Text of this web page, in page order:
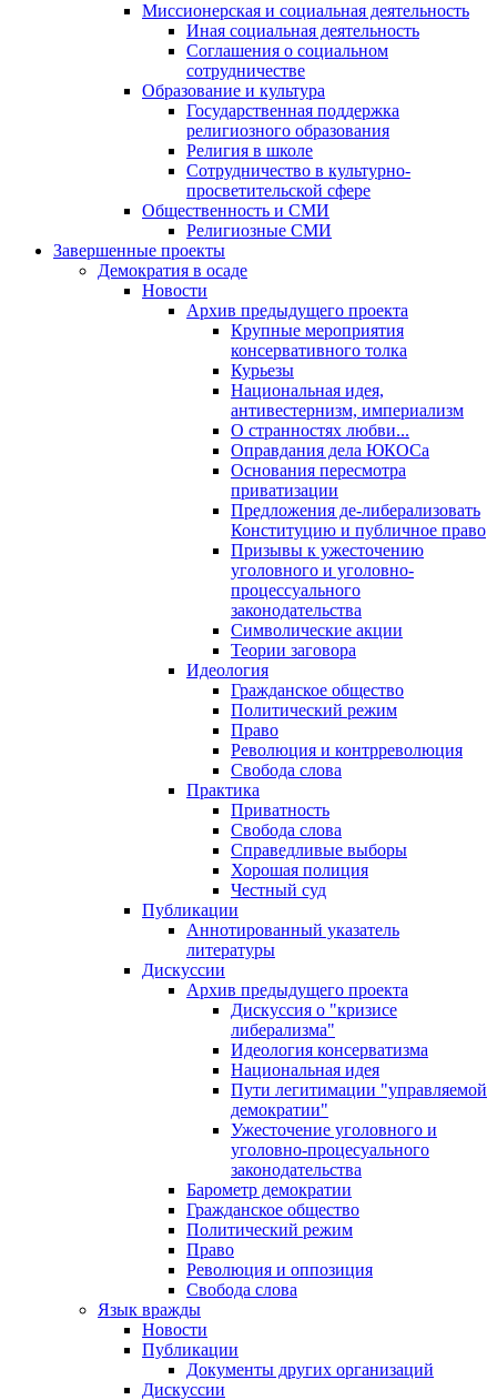
Миссионерская и социальная деятельность
Иная социальная деятельность
Соглашения о социальном
сотрудничестве
Образование и культура
Государственная поддержка
религиозного образования
Религия в школе
Сотрудничество в культурно-
просветительской сфере
Общественность и СМИ
Религиозные СМИ
Завершенные проекты
Демократия в осаде
Новости
Архив предыдущего проекта
Крупные мероприятия
консервативного толка
Курьезы
Национальная идея,
антивестернизм, империализм
О странностях любви...
Оправдания дела ЮКОСа
Основания пересмотра
приватизации
Предложения де-либерализовать
Конституцию и публичное право
Призывы к ужесточению
уголовного и уголовно-
процессуального
законодательства
Символические акции
Теории заговора
Идеология
Гражданское общество
Политический режим
Право
Революция и контрреволюция
Свобода слова
Практика
Приватность
Свобода слова
Справедливые выборы
Хорошая полиция
Честный суд
Публикации
Аннотированный указатель
литературы
Дискуссии
Архив предыдущего проекта
Дискуссия о "кризисе
либерализма"
Идеология консерватизма
Национальная идея
Пути легитимации "управляемой
демократии"
Ужесточение уголовного и
уголовно-процесуального
законодательства
Барометр демократии
Гражданское общество
Политический режим
Право
Революция и оппозиция
Свобода слова
Язык вражды
Новости
Публикации
Документы других организаций
Дискуссии